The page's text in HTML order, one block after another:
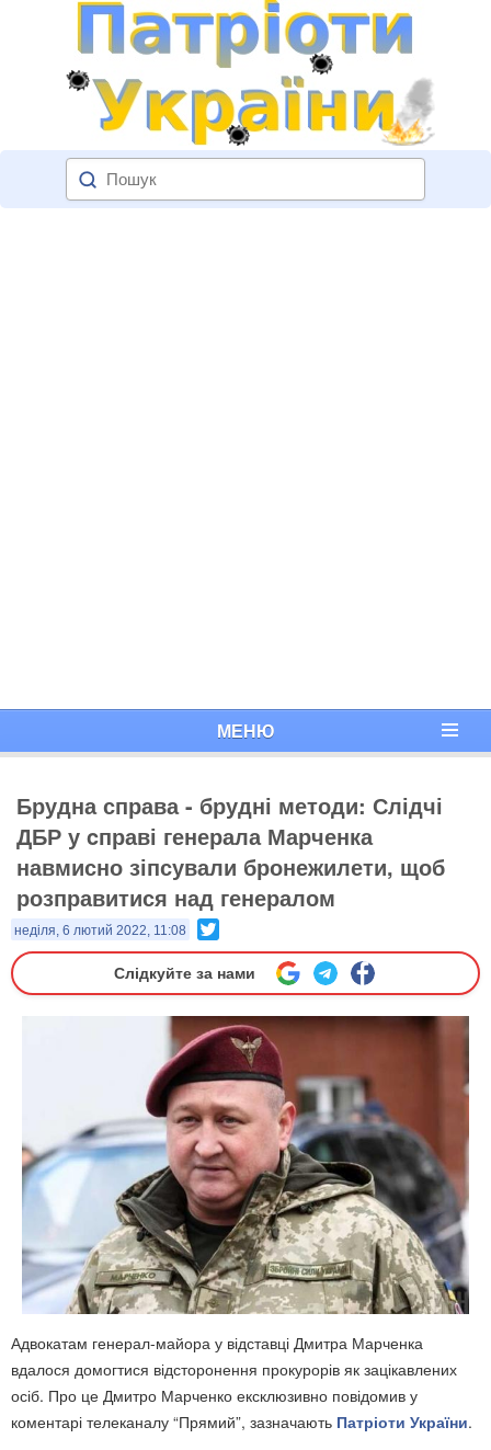
МЕНЮ
Брудна справа - брудні методи: Слідчі
ДБР у cправі генерала Марченка
навмисно зіпсували бронежилети, щоб
розправитися над генералом
неділя, 6 лютий 2022, 11:08
Слідкуйте за нами
Адвокатам генерал-майора у відставці Дмитра Марченка
вдалося домогтися відсторонення прокурорів як зацікавлених
осіб. Про це Дмитро Марченко ексклюзивно повідомив у
коментарі телеканалу “Прямий”, зазначають Патріоти України.